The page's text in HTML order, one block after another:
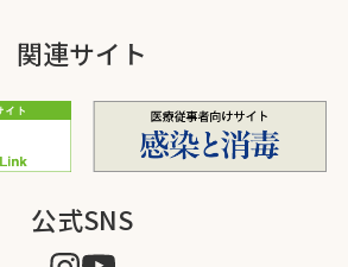
関連サイト
公式SNS